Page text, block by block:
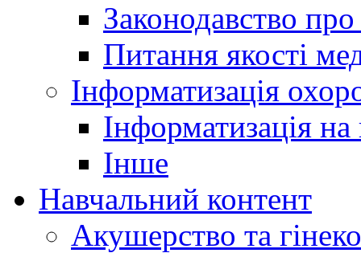
Законодавство
Питання якості
Інформатизація
Інформатизація
Інше
Навчальний контент
Акушерство та